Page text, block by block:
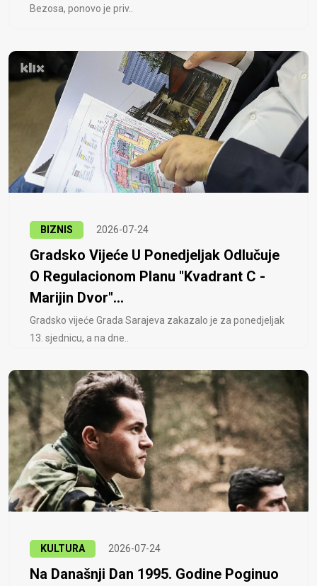
Bezosa, ponovo je priv..
BIZNIS 2026-07-24
Gradsko Vijeće U Ponedjeljak Odlučuje
O Regulacionom Planu "Kvadrant C -
Marijin Dvor"...
Gradsko vijeće Grada Sarajeva zakazalo je za ponedjeljak
13. sjednicu, a na dne..
KULTURA 2026-07-24
Na Današnji Dan 1995. Godine Poginuo